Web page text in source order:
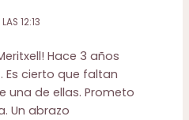
12:13
Hace 3 años
cierto que faltan
una de ellas. Prometo
Un abrazo